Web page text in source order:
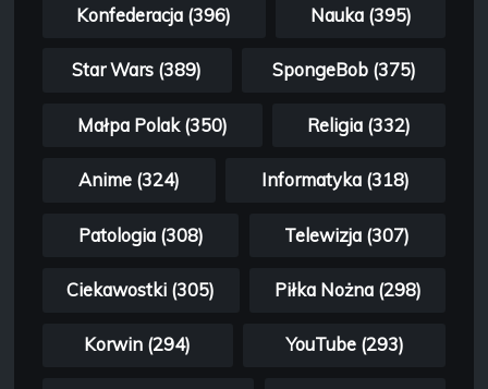
Konfederacja (396) Nauka (395)
Star Wars (389) SpongeBob (375)
Małpa Polak (350) Religia (332)
Anime (324) Informatyka (318)
Patologia (308) Telewizja (307)
Ciekawostki (305) Piłka Nożna (298)
Korwin (294) YouTube (293)